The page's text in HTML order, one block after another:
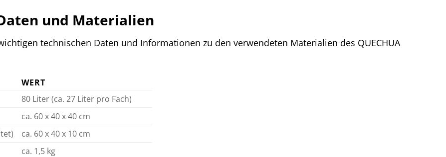
und Materialien
technischen Daten und Informationen zu den verwendeten Materialien des QUECHUA
WERT
80 Liter (ca. 27 Liter pro Fach)
ca. 60 x 40 x 40 cm
ca. 60 x 40 x 10 cm
ca. 1,5 kg